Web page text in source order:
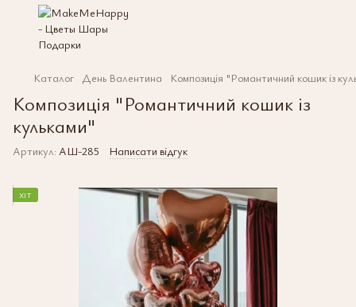
Каталог День Валентина Композиція "Романтичний кошик із
Композиція "Романтичний кошик із
кульками"
Артикул: АШ-285 Написати відгук
ХІТ